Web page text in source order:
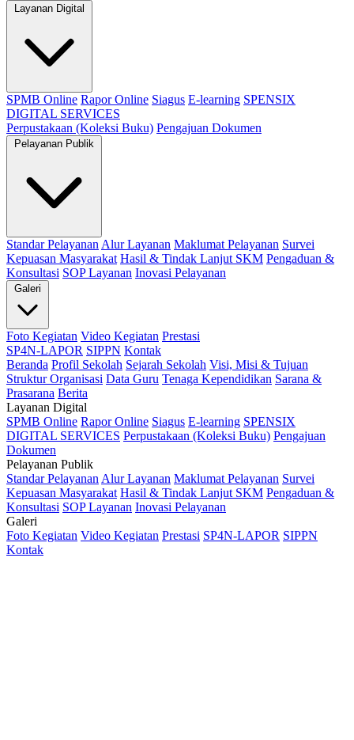
Layanan Digital
SPMB Online Rapor Online Siagus E-learning SPENSIX
DIGITAL SERVICES
Perpustakaan (Koleksi Buku) Pengajuan Dokumen
Pelayanan Publik
Standar Pelayanan Alur Layanan Maklumat Pelayanan Survei
Kepuasan Masyarakat Hasil & Tindak Lanjut SKM Pengaduan &
Konsultasi SOP Layanan Inovasi Pelayanan
Galeri
Foto Kegiatan Video Kegiatan Prestasi
SP4N-LAPOR SIPPN Kontak
Beranda Profil Sekolah Sejarah Sekolah Visi, Misi & Tujuan
Struktur Organisasi Data Guru Tenaga Kependidikan Sarana &
Prasarana Berita
Layanan Digital
SPMB Online Rapor Online Siagus E-learning SPENSIX
DIGITAL SERVICES Perpustakaan (Koleksi Buku) Pengajuan
Dokumen
Pelayanan Publik
Standar Pelayanan Alur Layanan Maklumat Pelayanan Survei
Kepuasan Masyarakat Hasil & Tindak Lanjut SKM Pengaduan &
Konsultasi SOP Layanan Inovasi Pelayanan
Galeri
Foto Kegiatan Video Kegiatan Prestasi SP4N-LAPOR SIPPN
Kontak